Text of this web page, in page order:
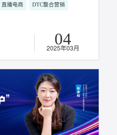
专业赋能东阿阿胶
持续的品牌超级用户生
超级用户运营
23
2025年05月